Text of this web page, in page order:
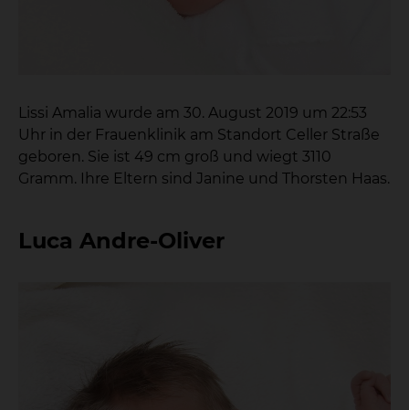
Lissi Amalia wurde am 30. August 2019 um 22:53
Uhr in der Frauenklinik am Standort Celler Straße
geboren. Sie ist 49 cm groß und wiegt 3110
Gramm. Ihre Eltern sind Janine und Thorsten Haas.
Luca Andre-Oliver